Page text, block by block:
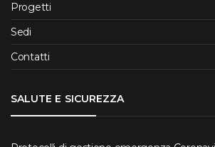
Progetti
Sedi
Contatti
SALUTE E SICUREZZA